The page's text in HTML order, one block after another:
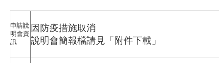
申請說
明會資
訊
因防疫措施取消
說明會簡報檔請見「附件下載」